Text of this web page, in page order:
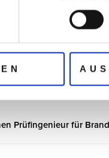
Prüfingenieur für